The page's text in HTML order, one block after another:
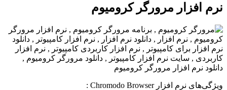
نرم افزار مرورگر کرومیوم
ویژگی‌های نرم افزار Chromodo Browser :